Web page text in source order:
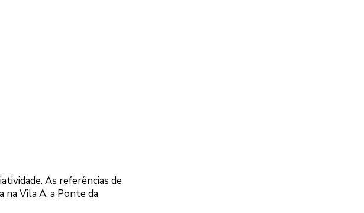
As referências de
na Vila A, a Ponte da